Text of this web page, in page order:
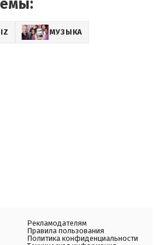
МУЗЫКА
Рекламодателям
Правила пользования
Политика конфиденциальности